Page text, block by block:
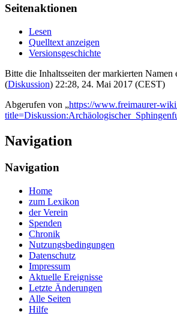
Seitenaktionen
Lesen
Quelltext anzeigen
Versionsgeschichte
Bitte die Inhaltsseiten der markierten Namen
(Diskussion) 22:28, 24. Mai 2017 (CEST)
Abgerufen von „https://www.freimaurer-
Navigation
Navigation
Home
zum Lexikon
der Verein
Spenden
Chronik
Nutzungsbedingungen
Datenschutz
Impressum
Aktuelle Ereignisse
Letzte Änderungen
Alle Seiten
Hilfe